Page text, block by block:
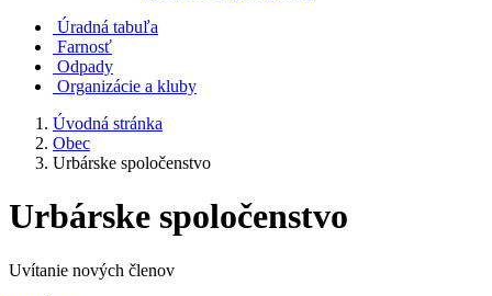
Úradná tabuľa
Farnosť
Odpady
Organizácie a kluby
Úvodná stránka
Obec
Urbárske spoločenstvo
Urbárske spoločenstvo
Uvítanie nových členov